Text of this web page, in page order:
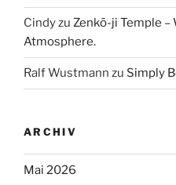
Cindyzu Zenkō-ji Temple –
Atmosphere.
Ralf Wustmann zu Simply
ARCHIV
Mai 2026